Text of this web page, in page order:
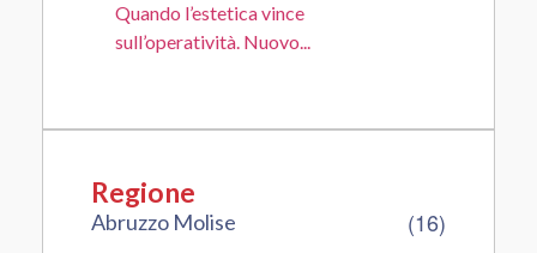
Quando l’estetica vince
sull’operatività. Nuovo...
Regione
Abruzzo Molise (16)